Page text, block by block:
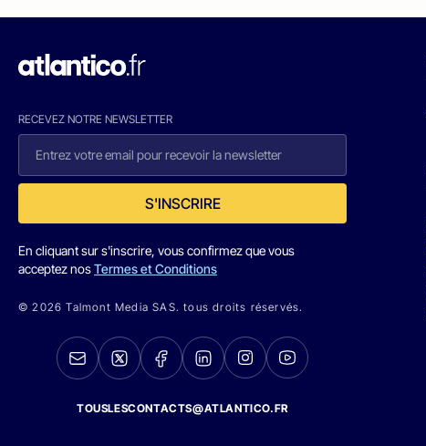
RECEVEZ NOTRE NEWSLETTER
S'INSCRIRE
En cliquant sur s'inscrire, vous confirmez que vous
acceptez nosTermes et Conditions
© 2026 Talmont Media SAS. tous droits réservés.
TOUSLESCONTACTS@ATLANTICO.FR